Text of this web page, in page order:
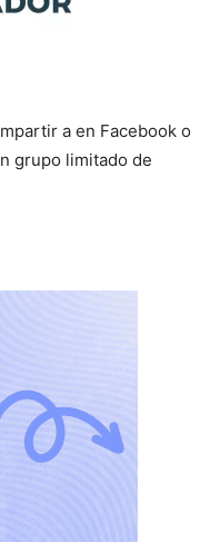
a en Facebook o
grupo limitado de